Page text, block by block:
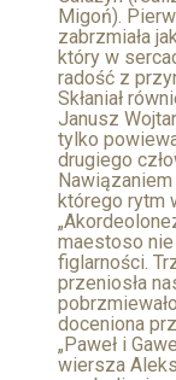
Migoń).
zabrzmiała
który w
radość z
Skłaniał
Janusz
tylko
drugiego
którego rytm
maestoso
figlarności.
przeniosła
doceniona
„Paweł i
wiersza